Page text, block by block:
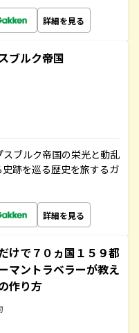
詳細を見る
ブルク帝国
スブルク帝国の栄光と動乱
跡を巡る歴史を旅するガ
詳細を見る
けで７０ヵ国１５９都
マントラベラーが教え
作り方